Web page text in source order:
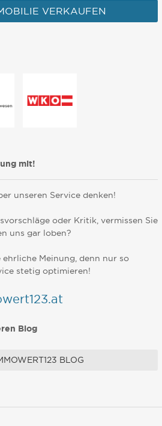
VERKAUFEN
mit!
unseren Service denken!
oder Kritik, vermissen Sie
uns gar loben?
Meinung, denn nur so
stetig optimieren!
Blog
BLOG